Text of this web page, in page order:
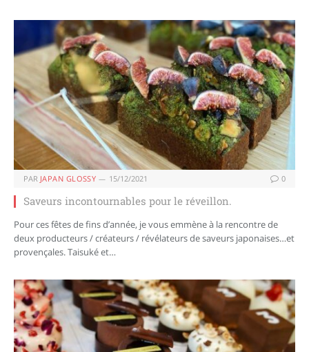
PAR JAPAN GLOSSY 15/12/2021 0
Saveurs incontournables pour le réveillon.
Pour ces fêtes de fins d’année, je vous emmène à la rencontre de
deux producteurs / créateurs / révélateurs de saveurs japonaises…et
provençales. Taisuké et…